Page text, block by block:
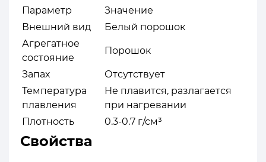
Параметр
Значение
Внешний вид
Белый порошок
Агрегатное
состояние
Порошок
Запах
Отсутствует
Температура
плавления
Не плавится, разлагается
при нагревании
Плотность
0.3-0.7 г/см³
Свойства